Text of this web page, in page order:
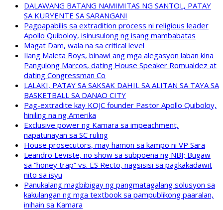
DALAWANG BATANG NAMIMITAS NG SANTOL, PATAY
SA KURYENTE SA SARANGANI
Pagpapabilis sa extradition process ni religious leader
Apollo Quiboloy, isinusulong ng isang mambabatas
Magat Dam, wala na sa critical level
Ilang Maleta Boys, binawi ang mga alegasyon laban kina
Pangulong Marcos, dating House Speaker Romualdez at
dating Congressman Co
LALAKI, PATAY SA SAKSAK DAHIL SA ALITAN SA TAYA SA
BASKETBALL SA DANAO CITY
Pag-extradite kay KOJC founder Pastor Apollo Quiboloy,
hiniling na ng Amerika
Exclusive power ng Kamara sa impeachment,
napatunayan sa SC ruling
House prosecutors, may hamon sa kampo ni VP Sara
Leandro Leviste, no show sa subpoena ng NBI; Bugaw
sa “honey trap” vs. ES Recto, nagsisisi sa pagkakadawit
nito sa isyu
Panukalang magbibigay ng pangmatagalang solusyon sa
kakulangan ng mga textbook sa pampublikong paaralan,
inihain sa Kamara